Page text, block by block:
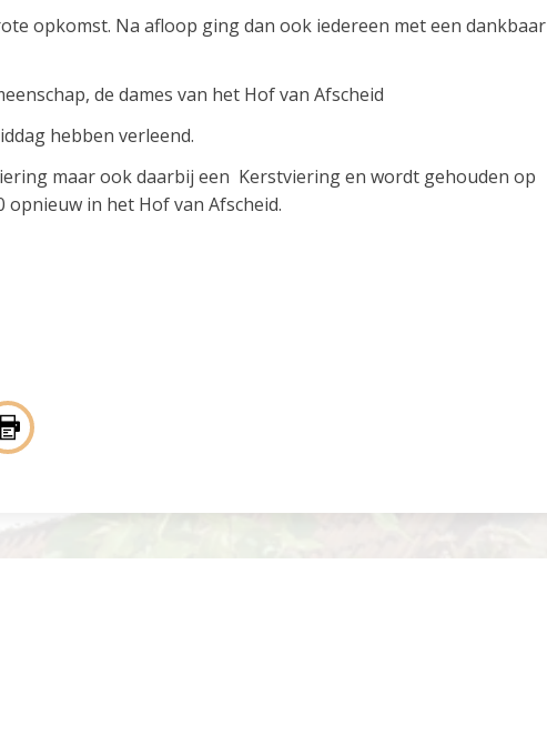
opkomst. Na afloop ging dan ook iedereen met een dankbaar
de dames van het Hof van Afscheid
hebben verleend.
maar ook daarbij een Kerstviering en wordt gehouden op
opnieuw in het Hof van Afscheid.